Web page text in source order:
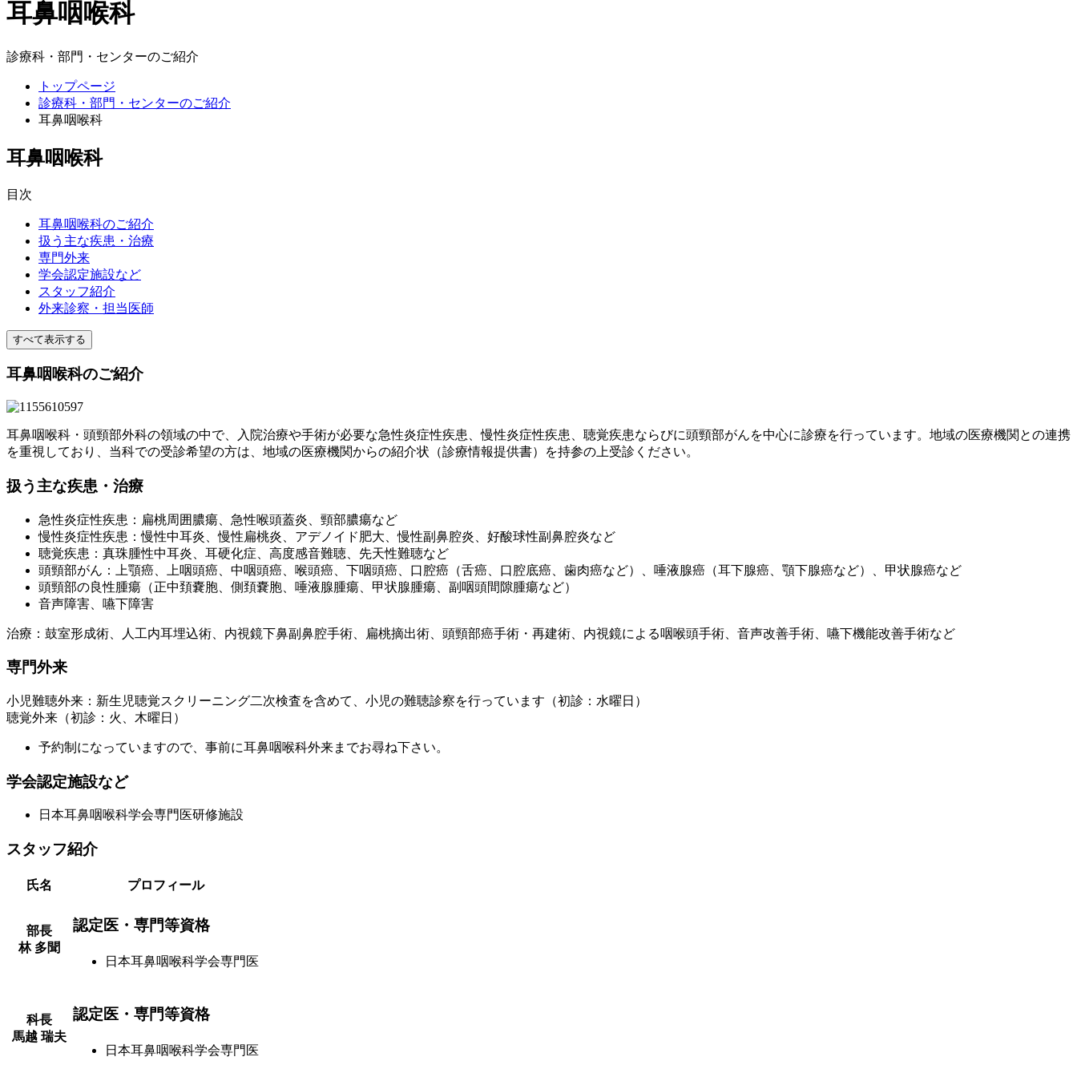
耳鼻咽喉科
診療科・部門・センターのご紹介
トップページ
診療科・部門・センターのご紹介
耳鼻咽喉科
耳鼻咽喉科
目次
耳鼻咽喉科のご紹介
扱う主な疾患・治療
専門外来
学会認定施設など
スタッフ紹介
外来診察・担当医師
すべて表示する
耳鼻咽喉科のご紹介
耳鼻咽喉科・頭頸部外科の領域の中で、入院治療や手術が必要な急性炎症性疾患、慢性炎症性疾患、聴覚疾患ならびに頭頸部がんを中心に診療を行っています。地域の医療機関との連携
を重視しており、当科での受診希望の方は、地域の医療機関からの紹介状（診療情報提供書）を持参の上受診ください。
扱う主な疾患・治療
急性炎症性疾患：扁桃周囲膿瘍、急性喉頭蓋炎、頸部膿瘍など
慢性炎症性疾患：慢性中耳炎、慢性扁桃炎、アデノイド肥大、慢性副鼻腔炎、好酸球性副鼻腔炎など
聴覚疾患：真珠腫性中耳炎、耳硬化症、高度感音難聴、先天性難聴など
頭頸部がん：上顎癌、上咽頭癌、中咽頭癌、喉頭癌、下咽頭癌、口腔癌（舌癌、口腔底癌、歯肉癌など）、唾液腺癌（耳下腺癌、顎下腺癌など）、甲状腺癌など
頭頸部の良性腫瘍（正中頚嚢胞、側頚嚢胞、唾液腺腫瘍、甲状腺腫瘍、副咽頭間隙腫瘍など）
音声障害、嚥下障害
治療：鼓室形成術、人工内耳埋込術、内視鏡下鼻副鼻腔手術、扁桃摘出術、頭頸部癌手術・再建術、内視鏡による咽喉頭手術、音声改善手術、嚥下機能改善手術など
専門外来
小児難聴外来：新生児聴覚スクリーニング二次検査を含めて、小児の難聴診察を行っています（初診：水曜日）
聴覚外来（初診：火、木曜日）
予約制になっていますので、事前に耳鼻咽喉科外来までお尋ね下さい。
学会認定施設など
日本耳鼻咽喉科学会専門医研修施設
スタッフ紹介
氏名 プロフィール
部長
林 多聞
認定医・専門等資格
日本耳鼻咽喉科学会専門医
科長
馬越 瑞夫
認定医・専門等資格
日本耳鼻咽喉科学会専門医